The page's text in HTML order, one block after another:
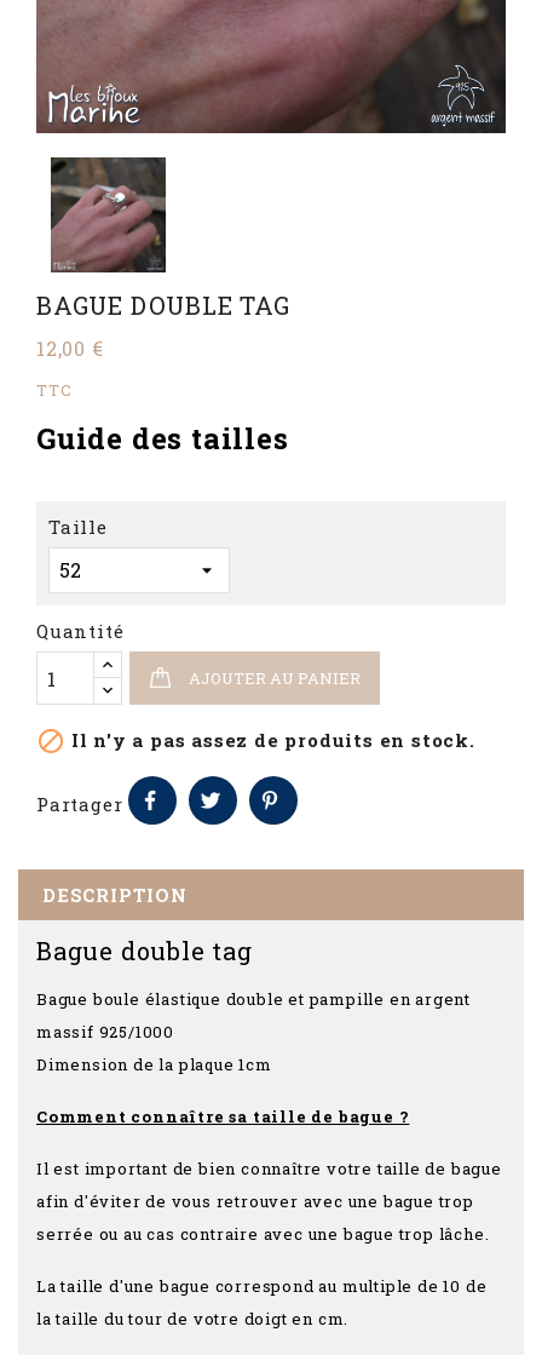
BAGUE DOUBLE TAG
12,00 €
TTC
Guide des tailles
Taille
Quantité
AJOUTER AU PANIER
 Il n'y a pas assez de produits en stock.
Partager
DESCRIPTION
Bague double tag
Bague boule élastique double et pampille en argent
massif 925/1000
Dimension de la plaque 1cm
Comment connaître sa taille de bague ?
Il est important de bien connaître votre taille de bague
afin d'éviter de vous retrouver avec une bague trop
serrée ou au cas contraire avec une bague trop lâche.
La taille d'une bague correspond au multiple de 10 de
la taille du tour de votre doigt en cm.